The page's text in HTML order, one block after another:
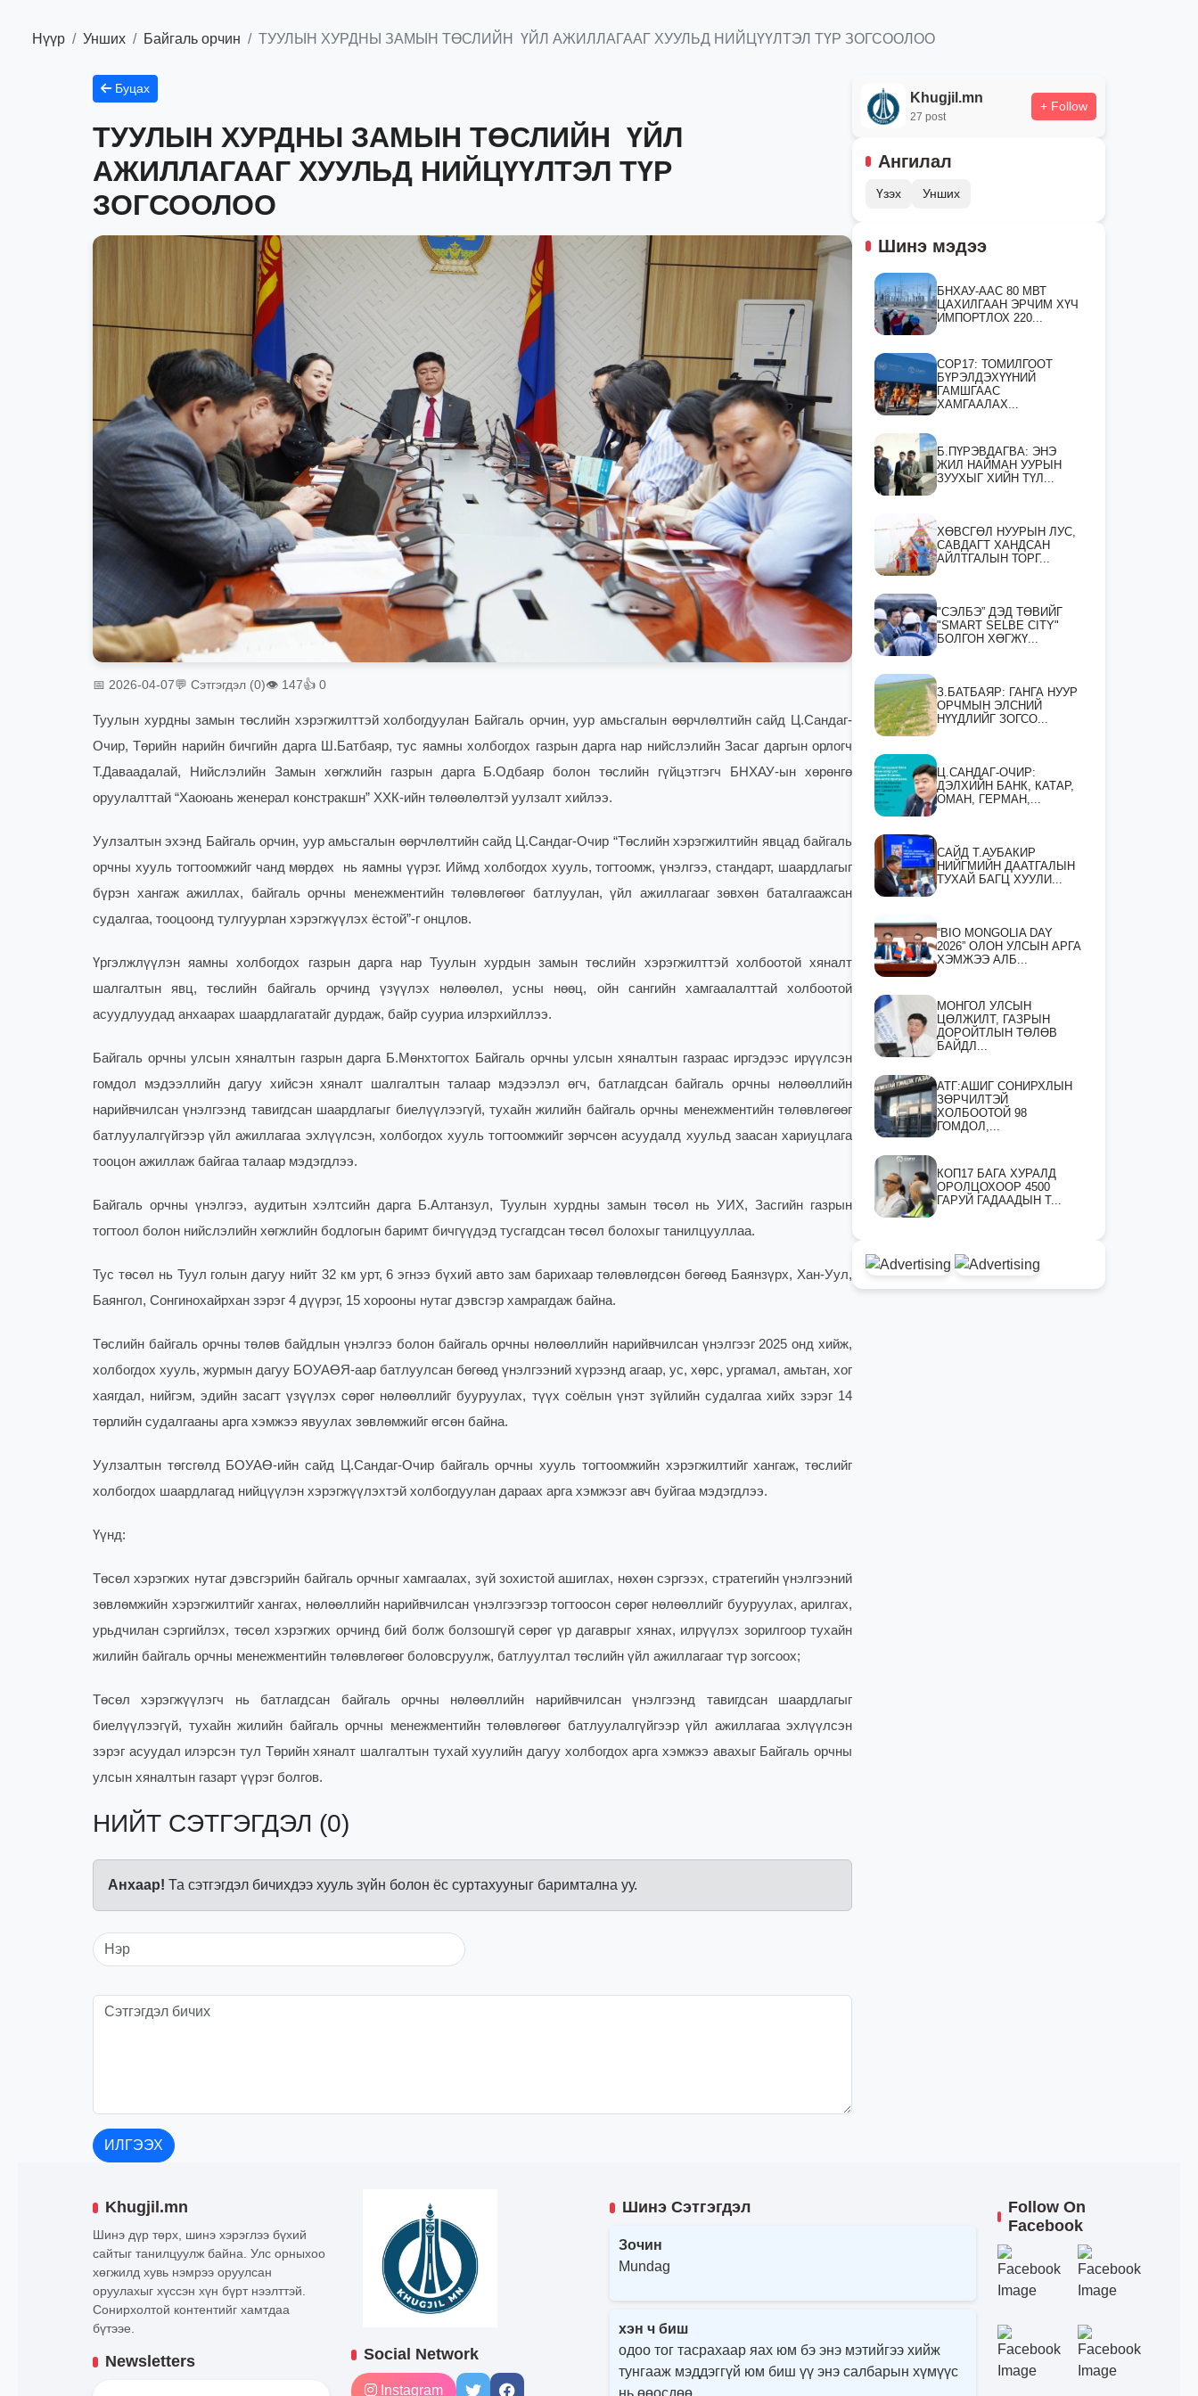
Нүүр Унших Байгаль орчин ТУУЛЫН ХУРДНЫ ЗАМЫН ТӨСЛИЙН ҮЙЛ АЖИЛЛАГААГ ХУУЛЬД НИЙЦҮҮЛТЭЛ ТҮР ЗОГСООЛОО
Буцах
ТУУЛЫН ХУРДНЫ ЗАМЫН ТӨСЛИЙН ҮЙЛ
АЖИЛЛАГААГ ХУУЛЬД НИЙЦҮҮЛТЭЛ ТҮР
ЗОГСООЛОО
📅 2026-04-07💬 Сэтгэгдэл (0)👁 147👍 0
Туулын хурдны замын төслийн хэрэгжилттэй холбогдуулан Байгаль орчин, уур амьсгалын өөрчлөлтийн сайд Ц.Сандаг-
Очир, Төрийн нарийн бичгийн дарга Ш.Батбаяр, тус яамны холбогдох газрын дарга нар нийслэлийн Засаг даргын орлогч
Т.Даваадалай, Нийслэлийн Замын хөгжлийн газрын дарга Б.Одбаяр болон төслийн гүйцэтгэгч БНХАУ-ын хөрөнгө
оруулалттай “Хаоюань женерал констракшн” ХХК-ийн төлөөлөлтэй уулзалт хийлээ.
Уулзалтын эхэнд Байгаль орчин, уур амьсгалын өөрчлөлтийн сайд Ц.Сандаг-Очир “Төслийн хэрэгжилтийн явцад байгаль
орчны хууль тогтоомжийг чанд мөрдөх нь яамны үүрэг. Иймд холбогдох хууль, тогтоомж, үнэлгээ, стандарт, шаардлагыг
бүрэн хангаж ажиллах, байгаль орчны менежментийн төлөвлөгөөг батлуулан, үйл ажиллагааг зөвхөн баталгаажсан
судалгаа, тооцоонд тулгуурлан хэрэгжүүлэх ёстой”-г онцлов.
Үргэлжлүүлэн яамны холбогдох газрын дарга нар Туулын хурдын замын төслийн хэрэгжилттэй холбоотой хяналт
шалгалтын явц, төслийн байгаль орчинд үзүүлэх нөлөөлөл, усны нөөц, ойн сангийн хамгаалалттай холбоотой
асуудлуудад анхаарах шаардлагатайг дурдаж, байр сууриа илэрхийллээ.
Байгаль орчны улсын хяналтын газрын дарга Б.Мөнхтогтох Байгаль орчны улсын хяналтын газраас иргэдээс ирүүлсэн
гомдол мэдээллийн дагуу хийсэн хяналт шалгалтын талаар мэдээлэл өгч, батлагдсан байгаль орчны нөлөөллийн
нарийвчилсан үнэлгээнд тавигдсан шаардлагыг биелүүлээгүй, тухайн жилийн байгаль орчны менежментийн төлөвлөгөөг
батлуулалгүйгээр үйл ажиллагаа эхлүүлсэн, холбогдох хууль тогтоомжийг зөрчсөн асуудалд хуульд заасан хариуцлага
тооцон ажиллаж байгаа талаар мэдэгдлээ.
Байгаль орчны үнэлгээ, аудитын хэлтсийн дарга Б.Алтанзул, Туулын хурдны замын төсөл нь УИХ, Засгийн газрын
тогтоол болон нийслэлийн хөгжлийн бодлогын баримт бичгүүдэд тусгагдсан төсөл болохыг танилцууллаа.
Тус төсөл нь Туул голын дагуу нийт 32 км урт, 6 эгнээ бүхий авто зам барихаар төлөвлөгдсөн бөгөөд Баянзүрх, Хан-Уул,
Баянгол, Сонгинохайрхан зэрэг 4 дүүрэг, 15 хорооны нутаг дэвсгэр хамрагдаж байна.
Төслийн байгаль орчны төлөв байдлын үнэлгээ болон байгаль орчны нөлөөллийн нарийвчилсан үнэлгээг 2025 онд хийж,
холбогдох хууль, журмын дагуу БОУАӨЯ-аар батлуулсан бөгөөд үнэлгээний хүрээнд агаар, ус, хөрс, ургамал, амьтан, хог
хаягдал, нийгэм, эдийн засагт үзүүлэх сөрөг нөлөөллийг бууруулах, түүх соёлын үнэт зүйлийн судалгаа хийх зэрэг 14
төрлийн судалгааны арга хэмжээ явуулах зөвлөмжийг өгсөн байна.
Уулзалтын төгсгөлд БОУАӨ-ийн сайд Ц.Сандаг-Очир байгаль орчны хууль тогтоомжийн хэрэгжилтийг хангаж, төслийг
холбогдох шаардлагад нийцүүлэн хэрэгжүүлэхтэй холбогдуулан дараах арга хэмжээг авч буйгаа мэдэгдлээ.
Үүнд:
Төсөл хэрэгжих нутаг дэвсгэрийн байгаль орчныг хамгаалах, зүй зохистой ашиглах, нөхөн сэргээх, стратегийн үнэлгээний
зөвлөмжийн хэрэгжилтийг хангах, нөлөөллийн нарийвчилсан үнэлгээгээр тогтоосон сөрөг нөлөөллийг бууруулах, арилгах,
урьдчилан сэргийлэх, төсөл хэрэгжих орчинд бий болж болзошгүй сөрөг үр дагаврыг хянах, илрүүлэх зорилгоор тухайн
жилийн байгаль орчны менежментийн төлөвлөгөөг боловсруулж, батлуултал төслийн үйл ажиллагааг түр зогсоох;
Төсөл хэрэгжүүлэгч нь батлагдсан байгаль орчны нөлөөллийн нарийвчилсан үнэлгээнд тавигдсан шаардлагыг
биелүүлээгүй, тухайн жилийн байгаль орчны менежментийн төлөвлөгөөг батлуулалгүйгээр үйл ажиллагаа эхлүүлсэн
зэрэг асуудал илэрсэн тул Төрийн хяналт шалгалтын тухай хуулийн дагуу холбогдох арга хэмжээ авахыг Байгаль орчны
улсын хяналтын газарт үүрэг болгов.
НИЙТ СЭТГЭГДЭЛ (0)
Анхаар! Та сэтгэгдэл бичихдээ хууль зүйн болон ёс суртахууныг баримтална уу.
ИЛГЭЭХ
Khugjil.mn
27 post
+ Follow
Ангилал
Үзэх Унших
Шинэ мэдээ
БНХАУ-ААС 80 МВТ
ЦАХИЛГААН ЭРЧИМ ХҮЧ
ИМПОРТЛОХ 220...
СOP17: ТОМИЛГООТ
БҮРЭЛДЭХҮҮНИЙ
ГАМШГААС
ХАМГААЛАХ...
Б.ПҮРЭВДАГВА: ЭНЭ
ЖИЛ НАЙМАН УУРЫН
ЗУУХЫГ ХИЙН ТҮЛ...
ХӨВСГӨЛ НУУРЫН ЛУС,
САВДАГТ ХАНДСАН
АЙЛТГАЛЫН ТОРГ...
"СЭЛБЭ” ДЭД ТӨВИЙГ
"SMART SELBE CITY"
БОЛГОН ХӨГЖҮ...
З.БАТБАЯР: ГАНГА НУУР
ОРЧМЫН ЭЛСНИЙ
НҮҮДЛИЙГ ЗОГСО...
Ц.САНДАГ-ОЧИР:
ДЭЛХИЙН БАНК, КАТАР,
ОМАН, ГЕРМАН,...
САЙД Т.АУБАКИР
НИЙГМИЙН ДААТГАЛЫН
ТУХАЙ БАГЦ ХУУЛИ...
“BIO MONGOLIA DAY
2026” ОЛОН УЛСЫН АРГА
ХЭМЖЭЭ АЛБ...
МОНГОЛ УЛСЫН
ЦӨЛЖИЛТ, ГАЗРЫН
ДОРОЙТЛЫН ТӨЛӨВ
БАЙДЛ...
АТГ:АШИГ СОНИРХЛЫН
ЗӨРЧИЛТЭЙ
ХОЛБООТОЙ 98
ГОМДОЛ,...
КОП17 БАГА ХУРАЛД
ОРОЛЦОХООР 4500
ГАРУЙ ГАДААДЫН Т...
Khugjil.mn
Шинэ дүр төрх, шинэ хэрэглээ бүхий
сайтыг танилцуулж байна. Улс орныхоо
хөгжилд хувь нэмрээ оруулсан
оруулахыг хүссэн хүн бүрт нээлттэй.
Сонирхолтой контентийг хамтдаа
бүтээе.
Newsletters Social Network
Instagram
Шинэ Сэтгэгдэл
Зочин
Mundag
хэн ч биш
одоо тог тасрахаар яах юм бэ энэ мэтийгээ хийж
тунгааж мэддэггүй юм биш үү энэ салбарын хүмүүс
Follow On
Facebook